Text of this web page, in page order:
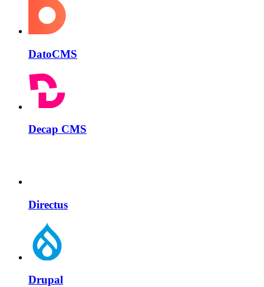
DatoCMS
Decap CMS
Directus
Drupal